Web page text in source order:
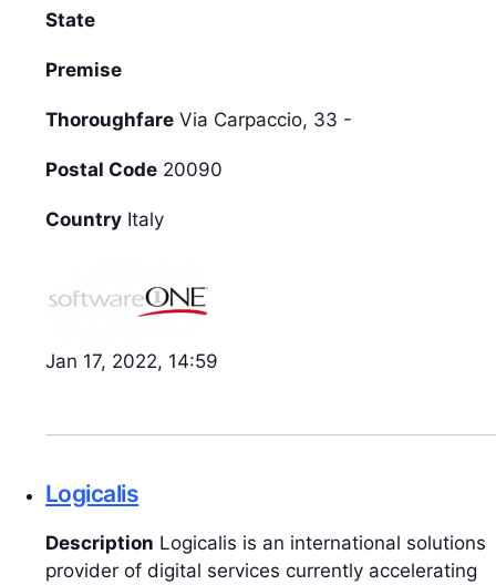
State
Premise
Thoroughfare Via Carpaccio, 33 -
Postal Code 20090
Country Italy
Jan 17, 2022, 14:59
Logicalis
Description Logicalis is an international solutions
provider of digital services currently accelerating